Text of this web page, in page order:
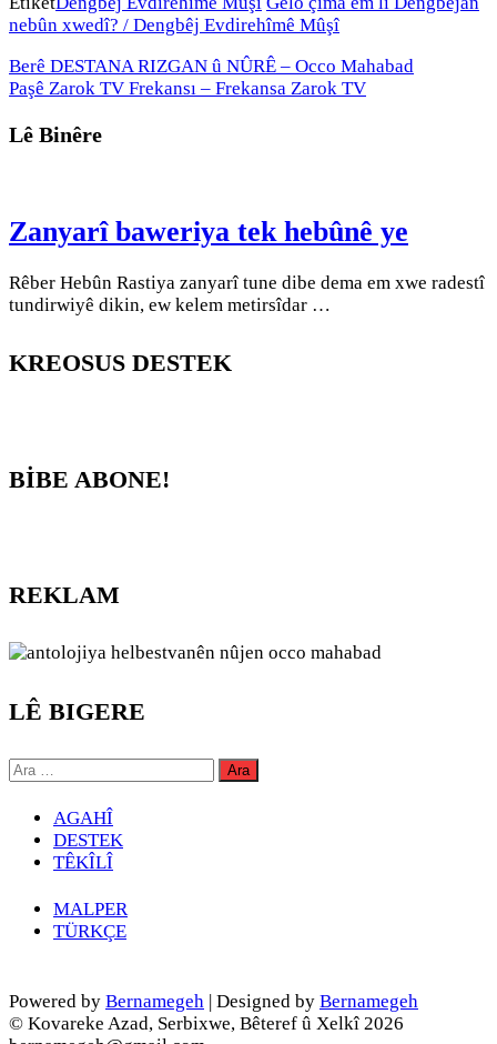
nebûn xwedî? / Dengbêj Evdirehîmê Mûşî
Berê DESTANA RIZGAN û NÛRÊ – Occo Mahabad
Paşê Zarok TV Frekansı – Frekansa Zarok TV
Lê Binêre
Zanyarî baweriya tek hebûnê ye
Rêber Hebûn Rastiya zanyarî tune dibe dema em xwe radestî
tundirwiyê dikin, ew kelem metirsîdar …
KREOSUS DESTEK
BİBE ABONE!
REKLAM
LÊ BIGERE
Arama:
AGAHÎ
DESTEK
TÊKÎLÎ
MALPER
TÜRKÇE
Powered by Bernamegeh | Designed by Bernamegeh
© Kovareke Azad, Serbixwe, Bêteref û Xelkî 2026